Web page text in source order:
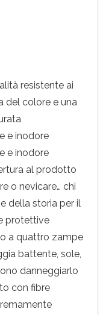
resistente ai
del colore e una
e inodore
e inodore
al prodotto
o nevicare… chi
della storia per il
protettive
a quattro zampe
battente, sole,
danneggiarlo
con fibre